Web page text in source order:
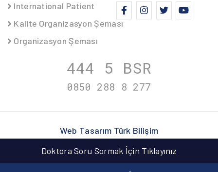
Doktora Soru Sormak İçin Tıklayınız
International Patient
Kalite Organizasyon Şeması
Organizasyon Şeması
444 5 BSR
0850 288 8 277
Web Tasarım Türk Bilişim
info@turkbilisim.com.tr
Son Güncelleme :02.03.2026